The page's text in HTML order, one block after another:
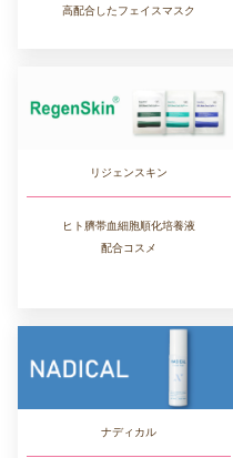
高配合したフェイスマスク
リジェンスキン
ヒト臍帯血細胞順化培養液
配合コスメ
ナディカル